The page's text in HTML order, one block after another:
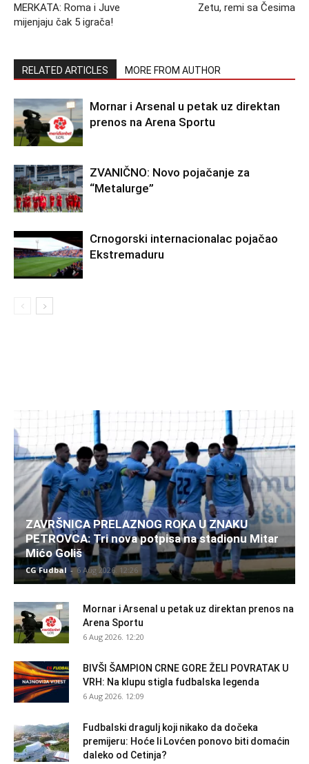
MERKATA: Roma i Juve
mijenjaju čak 5 igrača!
Zetu, remi sa Česima
RELATED ARTICLES MORE FROM AUTHOR
Mornar i Arsenal u petak uz direktan
prenos na Arena Sportu
ZVANIČNO: Novo pojačanje za
“Metalurge”
Crnogorski internacionalac pojačao
Ekstremaduru
ZAVRŠNICA PRELAZNOG ROKA U ZNAKU
PETROVCA: Tri nova potpisa na stadionu Mitar
Mićo Goliš
CG Fudbal - 6 Aug 2026. 12:26
Mornar i Arsenal u petak uz direktan prenos na
Arena Sportu
6 Aug 2026. 12:20
BIVŠI ŠAMPION CRNE GORE ŽELI POVRATAK U
VRH: Na klupu stigla fudbalska legenda
6 Aug 2026. 12:09
Fudbalski dragulj koji nikako da dočeka
premijeru: Hoće li Lovćen ponovo biti domaćin
daleko od Cetinja?